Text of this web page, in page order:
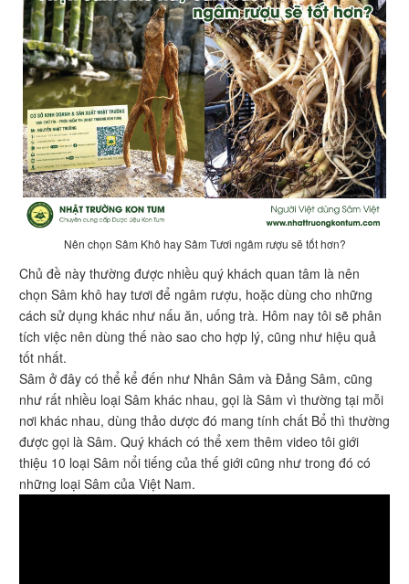
Nên chọn Sâm Khô hay Sâm Tươi ngâm rượu sẽ tốt hơn?
Chủ đề này thường được nhiều quý khách quan tâm là nên
chọn Sâm khô hay tươi để ngâm rượu, hoặc dùng cho những
cách sử dụng khác như nấu ăn, uống trà. Hôm nay tôi sẽ phân
tích việc nên dùng thế nào sao cho hợp lý, cũng như hiệu quả
tốt nhất.
Sâm ở đây có thể kể đến như Nhân Sâm và Đảng Sâm, cũng
như rất nhiều loại Sâm khác nhau, gọi là Sâm vì thường tại mỗi
nơi khác nhau, dùng thảo dược đó mang tính chất Bổ thì thường
được gọi là Sâm. Quý khách có thể xem thêm video tôi giới
thiệu 10 loại Sâm nổi tiếng của thế giới cũng như trong đó có
những loại Sâm của Việt Nam.